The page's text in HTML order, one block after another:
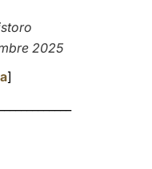
2025
]